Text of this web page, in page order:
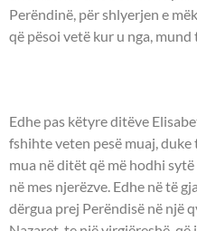
Perëndinë, për shlyerjen e
që pësoi vetë kur u nga,
Edhe pas këtyre ditëve
fshihte veten pesë muaj,
mua në ditët që më hodhi
në mes njerëzve. Edhe në të
dërgua prej Perëndisë në një